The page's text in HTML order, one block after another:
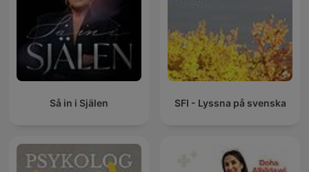
Så in i Själen SFI - Lyssna på svenska